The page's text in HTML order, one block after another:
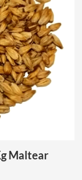
Maltear